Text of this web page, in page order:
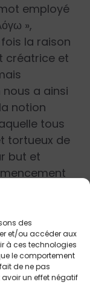
des
et/ou accéder aux
à ces technologies
le comportement
de ne pas
un effet négatif
employé
»,
la raison
créatrice et
a ainsi
notion
tous
tortueux de
but et
nous dit
n’était pas
Paul, à qui
et qui
et